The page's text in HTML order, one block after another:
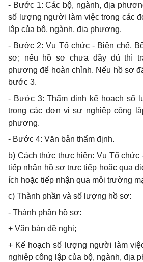
- Bước 1: Các bộ, ngành, địa
số lượng người làm việc trong các
lập của bộ, ngành, địa phương.
- Bước 2: Vụ Tổ chức - Biên chế,
sơ; nếu hồ sơ chưa đầy đủ thì
phương để hoàn chỉnh. Nếu hồ sơ
bước 3.
- Bước 3: Thẩm định kế hoạch số
trong các đơn vị sự nghiệp công
phương.
- Bước 4: Văn bản thẩm định.
b) Cách thức thực hiện: Vụ Tổ chức
tiếp nhận hồ sơ trực tiếp hoặc qua
ích hoặc tiếp nhận qua môi trường
c) Thành phần và số lượng hồ sơ:
- Thành phần hồ sơ:
+ Văn bản đề nghị;
+ Kế hoạch số lượng người làm
nghiệp công lập của bộ, ngành, địa